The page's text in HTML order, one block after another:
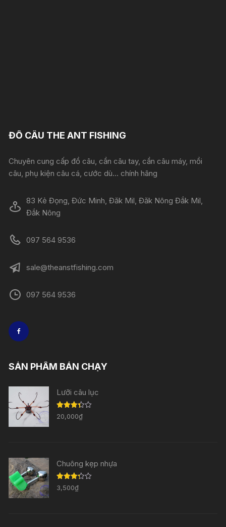
ĐỒ CÂU THE ANT FISHING
Chuyên cung cấp đồ câu, cần câu tay, cần câu máy, mồi
câu, phụ kiện câu cá, cước dù... chính hãng
83 Kẻ Đọng, Đức Minh, Đăk Mil, Đăk Nông Đắk Mil,
Đắk Nông
097 564 9536
sale@theanstfishing.com
097 564 9536
SẢN PHẨM BÁN CHẠY
Lưỡi câu lục
Được
xếp
20,000₫
Chuông kẹp nhựa
Được
xếp
3,500₫